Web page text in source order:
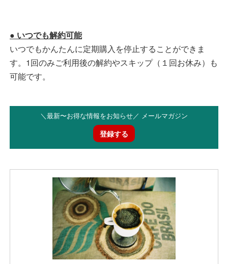
● いつでも解約可能
いつでもかんたんに定期購入を停止することができま
す。1回のみご利用後の解約やスキップ（１回お休み）も
可能です。
＼最新〜お得な情報をお知らせ／ メールマガジン
登録する